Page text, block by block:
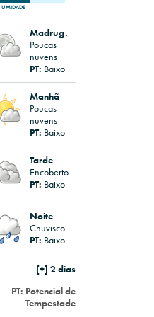
UMIDADE
Madrug.
Poucas
nuvens
PT: Baixo
Manhã
Poucas
nuvens
PT: Baixo
Tarde
Encoberto
PT: Baixo
Noite
Chuvisco
PT: Baixo
[+] 2 dias
PT: Potencial de
Tempestade